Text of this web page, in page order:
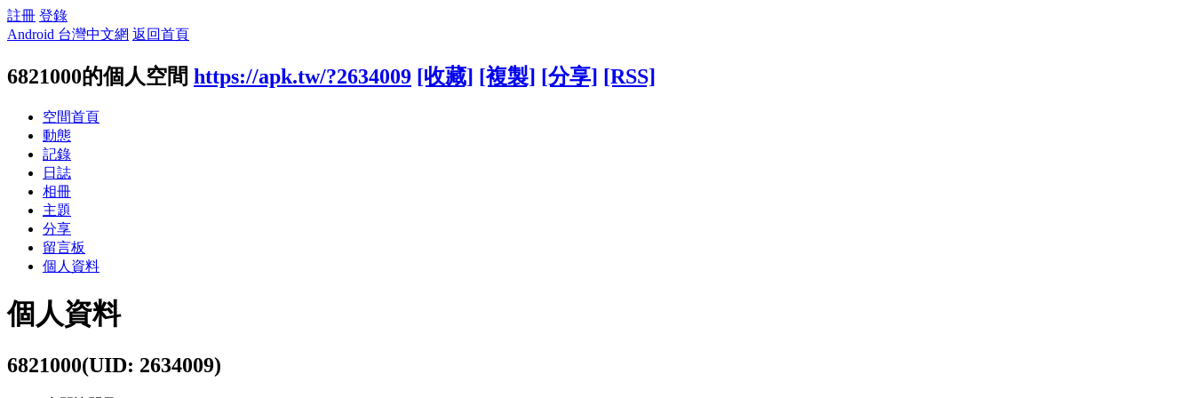
註冊 登錄
Android 台灣中文網 返回首頁
6821000的個人空間 https://apk.tw/?2634009 [收藏] [複製] [分享] [RSS]
空間首頁
動態
記錄
日誌
相冊
主題
分享
留言板
個人資料
個人資料
6821000(UID: 2634009)